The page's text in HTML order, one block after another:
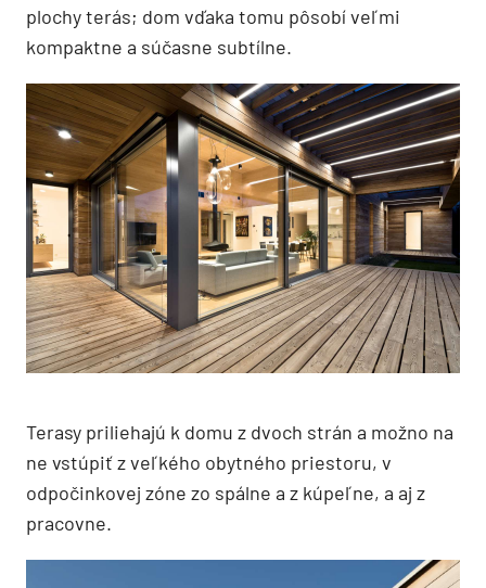
plochy terás; dom vďaka tomu pôsobí veľmi
kompaktne a súčasne subtílne.
Terasy priliehajú k domu z dvoch strán a možno na
ne vstúpiť z veľkého obytného priestoru, v
odpočinkovej zóne zo spálne a z kúpeľne, a aj z
pracovne.